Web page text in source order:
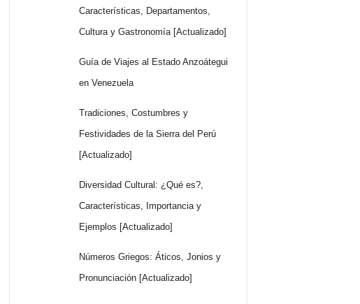
Características, Departamentos,
Cultura y Gastronomía [Actualizado]
Guía de Viajes al Estado Anzoátegui
en Venezuela
Tradiciones, Costumbres y
Festividades de la Sierra del Perú
[Actualizado]
Diversidad Cultural: ¿Qué es?,
Características, Importancia y
Ejemplos [Actualizado]
Números Griegos: Áticos, Jonios y
Pronunciación [Actualizado]